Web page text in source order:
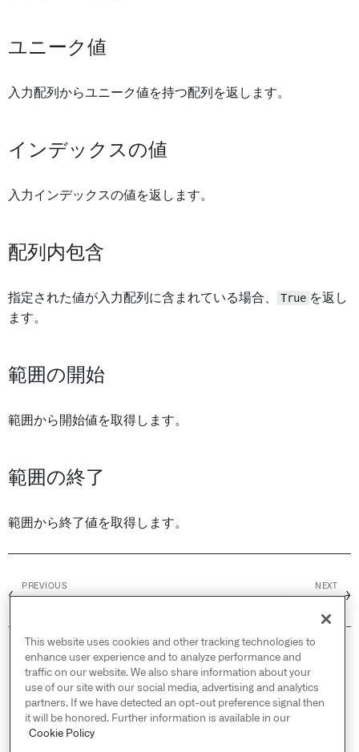
ユニーク値
入力配列からユニーク値を持つ配列を返します。
インデックスの値
入力インデックスの値を返します。
配列内包含
指定された値が入力配列に含まれている場合、 True を返し
ます。
範囲の開始
範囲から開始値を取得します。
範囲の終了
範囲から終了値を取得します。
←
PREVIOUS NEXT
→
© 2026 Palantir Technologies Inc. All rights
reserved.
Cookies Statement ↗
Privacy Statement ↗
Terms of Use ↗
This website uses cookies and other tracking technologies to
enhance user experience and to analyze performance and
traffic on our website. We also share information about your
use of our site with our social media, advertising and analytics
partners. If we have detected an opt-out preference signal then
it will be honored. Further information is available in our
Cookie Policy